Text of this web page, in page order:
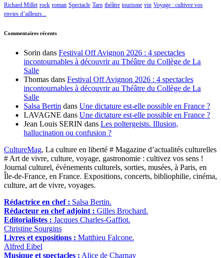
Richard Millet rock roman Spectacle Tarn théâtre tourisme vin Voyage : cultivez vos
envies d’ailleurs...
Commentaires récents
Sorin dans Festival Off Avignon 2026 : 4 spectacles
incontournables à découvrir au Théâtre du Collège de La
Salle
Thomas dans Festival Off Avignon 2026 : 4 spectacles
incontournables à découvrir au Théâtre du Collège de La
Salle
Salsa Bertin dans Une dictature est-elle possible en France ?
LAVAGNE dans Une dictature est-elle possible en France ?
Jean Louis SERIN dans Les poltergeists. Illusion,
hallucination ou confusion ?
CultureMag, La culture en liberté # Magazine d’actualités culturelles
# Art de vivre, culture, voyage, gastronomie : cultivez vos sens !
Journal culturel, évènements culturels, sorties, musées, à Paris, en
Île-de-France, en France. Expositions, concerts, bibliophilie, cinéma,
culture, art de vivre, voyages.
Rédactrice en chef : Salsa Bertin.
Rédacteur en chef adjoint : Gilles Brochard.
Editorialistes : Jacques Charles-Gaffiot.
Christine Sourgins
Livres et expositions : Matthieu Falcone.
Alfred Eibel
Musique et spectacles : Alice de Charnay